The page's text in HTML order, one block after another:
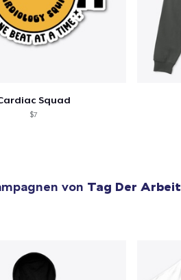
Squad
$7
von Tag Der Arbeit